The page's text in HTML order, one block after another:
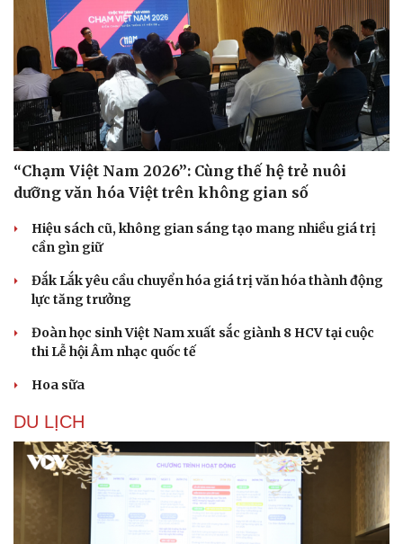
“Chạm Việt Nam 2026”: Cùng thế hệ trẻ nuôi
dưỡng văn hóa Việt trên không gian số
Hiệu sách cũ, không gian sáng tạo mang nhiều giá trị
cần gìn giữ
Đắk Lắk yêu cầu chuyển hóa giá trị văn hóa thành động
lực tăng trưởng
Đoàn học sinh Việt Nam xuất sắc giành 8 HCV tại cuộc
thi Lễ hội Âm nhạc quốc tế
Hoa sữa
DU LỊCH